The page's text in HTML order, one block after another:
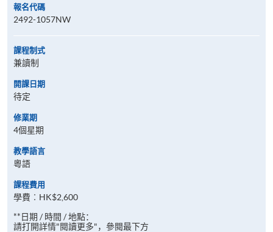
報名代碼
2492-1057NW
課程制式
兼讀制
開課日期
待定
修業期
4個星期
教學語言
粵語
課程費用
學費︰HK$2,600
**日期 / 時間 / 地點：
請打開詳情"閱讀更多"，參閱最下方